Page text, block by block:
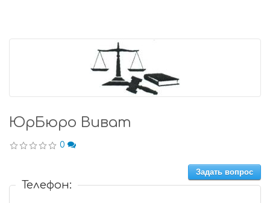
ЮрБюро Виват
0
Задать вопрос
Телефон: